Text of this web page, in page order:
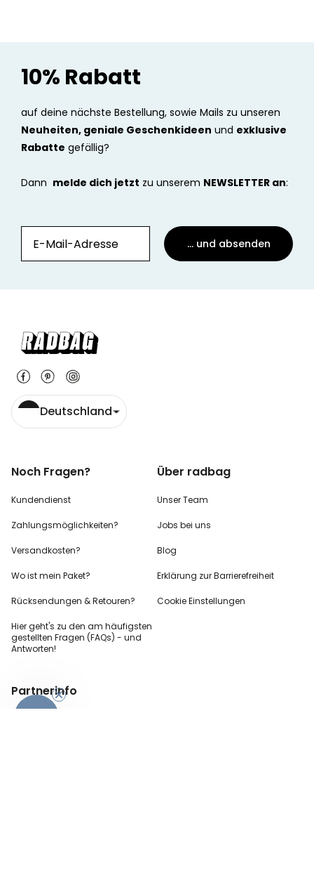
10% Rabatt
auf deine nächste Bestellung, sowie Mails zu unseren
Neuheiten, geniale Geschenkideen und exklusive
Rabatte gefällig?
Dann melde dich jetzt zu unserem NEWSLETTER an:
... und absenden
Deutschland
Noch Fragen?
Kundendienst
Zahlungsmöglichkeiten?
Versandkosten?
Wo ist mein Paket?
Rücksendungen & Retouren?
Hier geht's zu den am häufigsten
gestellten Fragen (FAQs) - und
Antworten!
Über radbag
Unser Team
Jobs bei uns
Blog
Erklärung zur Barrierefreiheit
Cookie Einstellungen
Partnerinfo